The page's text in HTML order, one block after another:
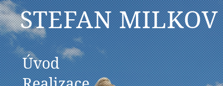
STEFAN MILKOV
Úvod